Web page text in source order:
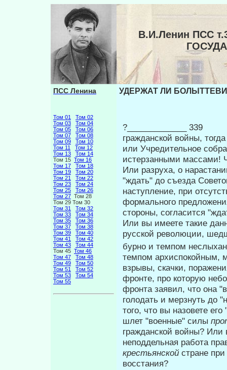
В.И.Ленин ПСС
ПСС Ленина
Том 01
Том 02
Том 03
Том 04
Том 05
Том 06
Том 07
Том 08
Том 09
Том 10
Том 11
Том 12
Том 13
Том 14
Том 15 Том 16
Том 17
Том 18
Том 19
Том 20
Том 21
Том 22
Том 23
Том 24
Том 25
Том 26
Том 27 Том 28
Том 29 Том 30
Том 31
Том 32
Том 33
Том 34
Том 35
Том 36
Том 37
Том 38
Том 39
Том 40
Том 41
Том 42
Том 43
Том 44
Том 45 Том 46
Том 47
Том 48
Том 49
Том 50
Том 51
Том 52
Том 53
Том 54
Том 55
УДЕРЖАТ ЛИ
?_____________ 339
гражданской войны,
или Уч­редительное
истерзанными массами!
Или разруха, о
"ждать" до съезда
наступление, при
формального
стороны, согласится
Или вы имеете такие
русской революции,
бурно и темпом
темпом архиспокойным,
взрывы, скачки,
фронте, про которую
фронта заявил, что она
голодать и мерзнуть до
того, что вы назовете
шлет "военные" силы
гражданской вой­ны?
неподдельная работа
крестьянской стране при
восстания?